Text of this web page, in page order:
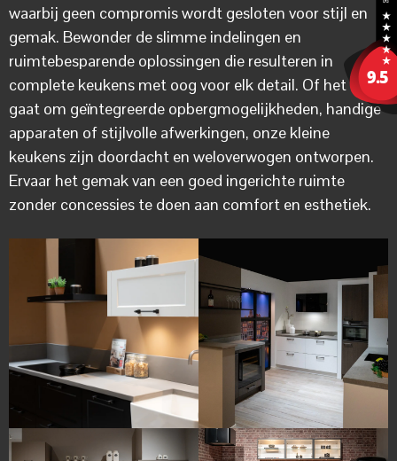
waarbij geen compromis wordt gesloten voor stijl en
gemak. Bewonder de slimme indelingen en
ruimtebesparende oplossingen die resulteren in
complete keukens met oog voor elk detail. Of het nu
gaat om geïntegreerde opbergmogelijkheden, handige
apparaten of stijlvolle afwerkingen, onze kleine
keukens zijn doordacht en weloverwogen ontworpen.
Ervaar het gemak van een goed ingerichte ruimte
zonder concessies te doen aan comfort en esthetiek.